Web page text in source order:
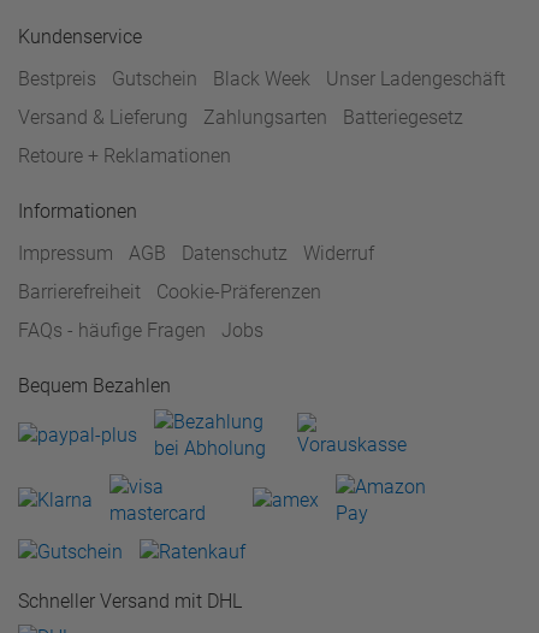
Kundenservice
Bestpreis
Gutschein Black Week
Unser Ladengeschäft
Versand & Lieferung
Zahlungsarten
Batteriegesetz
Retoure + Reklamationen
Informationen
Impressum
AGB Datenschutz
Widerruf
Barrierefreiheit
Cookie-Präferenzen
FAQs - häufige Fragen
Jobs
Bequem Bezahlen
Schneller Versand mit DHL